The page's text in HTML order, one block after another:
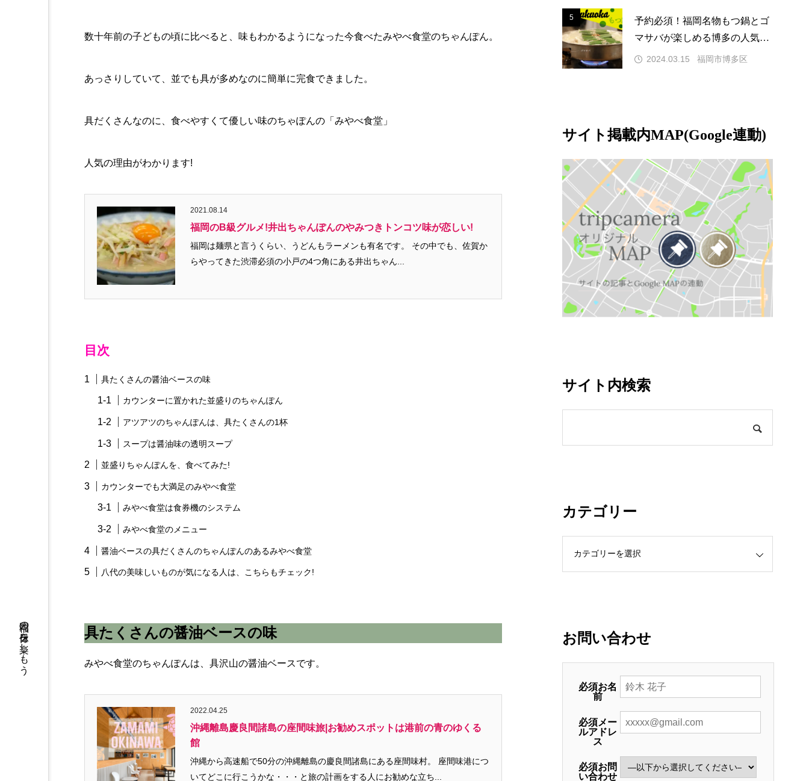
福岡の休日を楽しもう
数十年前の子どもの頃に比べると、味もわかるようになった今食べたみやべ食堂のちゃんぽん。
あっさりしていて、並でも具が多めなのに簡単に完食できました。
具だくさんなのに、食べやすくて優しい味のちゃぽんの「みやべ食堂」
人気の理由がわかります!
2021.08.14
福岡のB級グルメ!井出ちゃんぽんのやみつきトンコツ味が恋しい!
福岡は麺県と言うくらい、うどんもラーメンも有名です。 その中でも、佐賀か
らやってきた渋滞必須の小戸の4つ角にある井出ちゃん...
目次
具たくさんの醤油ベースの味
カウンターに置かれた並盛りのちゃんぽん
アツアツのちゃんぽんは、具たくさんの1杯
スープは醤油味の透明スープ
並盛りちゃんぽんを、食べてみた!
カウンターでも大満足のみやべ食堂
みやべ食堂は食券機のシステム
みやべ食堂のメニュー
醤油ベースの具だくさんのちゃんぽんのあるみやべ食堂
八代の美味しいものが気になる人は、こちらもチェック!
具たくさんの醤油ベースの味
みやべ食堂のちゃんぽんは、具沢山の醤油ベースです。
2022.04.25
沖縄離島慶良間諸島の座間味旅|お勧めスポットは港前の青のゆくる
館
沖縄から高速船で50分の沖縄離島の慶良間諸島にある座間味村。 座間味港につ
いてどこに行こうかな・・・と旅の計画をする人にお勧めな立ち...
5
予約必須！福岡名物もつ鍋とゴ
マサバが楽しめる博多の人気店
『前田屋』
2024.03.15 福岡市博多区
サイト掲載内MAP(Google連動)
サイト内検索
カテゴリー
お問い合わせ
必須お名
前
必須メー
ルアドレ
ス
必須お問
い合わせ